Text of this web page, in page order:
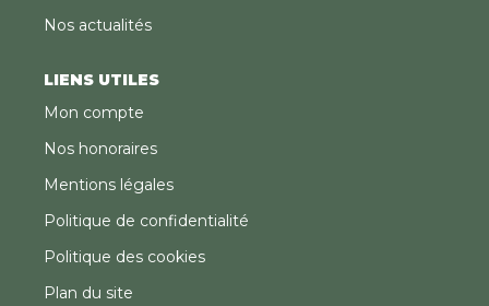
Nos actualités
LIENS UTILES
Mon compte
Nos honoraires
Mentions légales
Politique de confidentialité
Politique des cookies
Plan du site